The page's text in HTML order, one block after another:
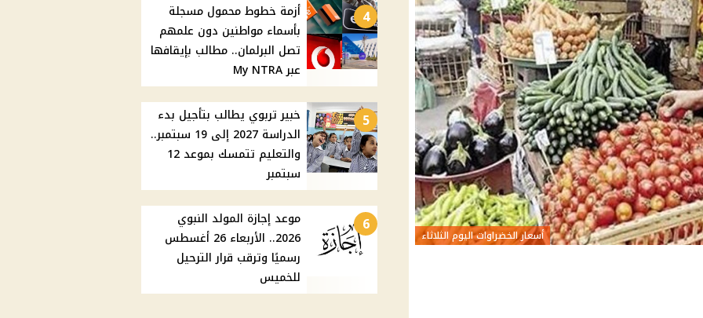
أسعار الخضراوات اليوم الثلاثاء
4
أزمة خطوط محمول مسجلة
بأسماء مواطنين دون علمهم
تصل البرلمان.. مطالب بإيقافها
عبر My NTRA
5
خبير تربوي يطالب بتأجيل بدء
الدراسة 2027 إلى 19 سبتمبر..
والتعليم تتمسك بموعد 12
سبتمبر
6
موعد إجازة المولد النبوي
2026.. الأربعاء 26 أغسطس
رسميًا وترقب قرار الترحيل
للخميس